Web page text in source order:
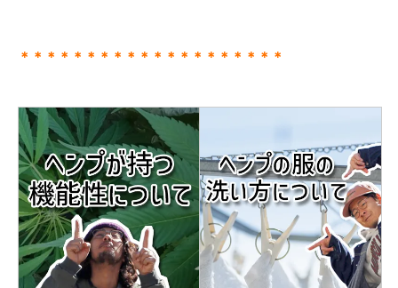
＊＊＊＊＊＊＊＊＊＊＊＊＊＊＊＊＊＊＊＊